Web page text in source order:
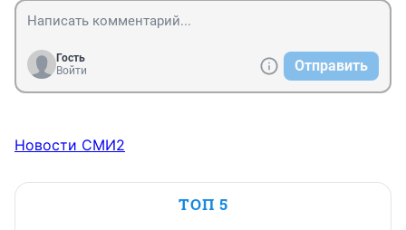
Гость
Войти
Отправить
Новости СМИ2
ТОП 5